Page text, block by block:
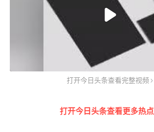
打开今日头条查看完整视频
打开今日头条查看更多热点